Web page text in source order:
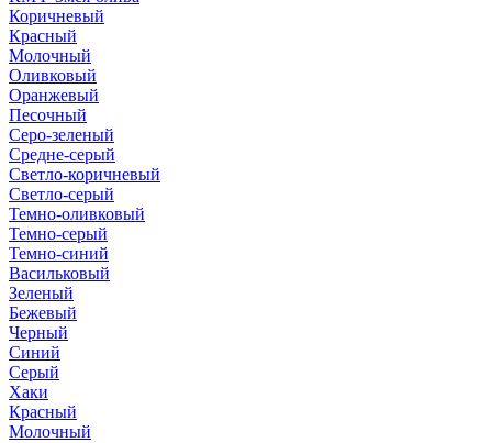
Коричневый
Красный
Молочный
Оливковый
Оранжевый
Песочный
Серо-зеленый
Средне-серый
Светло-коричневый
Светло-серый
Темно-оливковый
Темно-серый
Темно-синий
Васильковый
Зеленый
Бежевый
Черный
Синий
Серый
Хаки
Красный
Молочный